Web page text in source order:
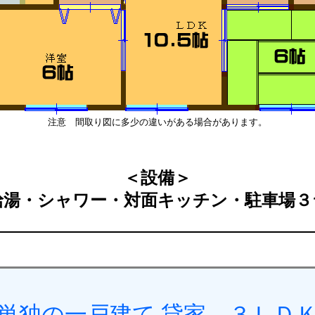
注意 間取り図に多少の違いがある場合があります。
＜設備＞
湯・シャワー・対面キッチン・駐車場３